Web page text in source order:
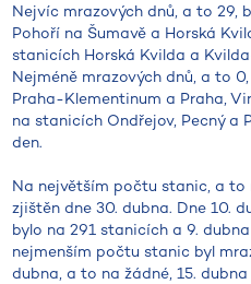
Nejvíc mrazových dnů, a to 29,
Pohoří na Šumavě a Horská
stanicích Horská Kvilda a
Nejméně mrazových dnů, a to
Praha-Klementinum a Praha,
na stanicích Ondřejov, Pecný a
den.
Na největším počtu stanic, a to
zjištěn dne 30. dubna. Dne 10.
bylo na 291 stanicích a 9.
nejmenším počtu stanic byl
dubna, a to na žádné, 15.